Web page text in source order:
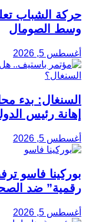
حركة الشباب
وسط الصومال
أغسطس 5, 2026
السنغال: بدء
إهانة رئيس
أغسطس 5, 2026
بوركينا فاسو
رقمية” ضد
أغسطس 5, 2026